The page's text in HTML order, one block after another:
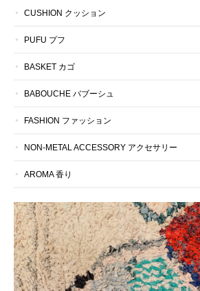
CUSHION クッション
PUFU プフ
BASKET カゴ
BABOUCHE バブーシュ
FASHION ファッション
NON-METAL ACCESSORY アクセサリー
AROMA 香り